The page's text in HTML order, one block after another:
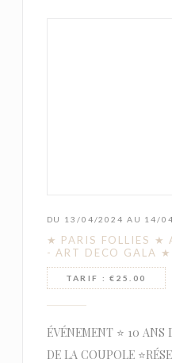
DU 13/04/2024 AU 14/
★ PARIS FOLLIES ★
- ART DECO GALA
TARIF : €25.00
ÉVÉNEMENT ⭐️ 10
DE LA COUPOLE